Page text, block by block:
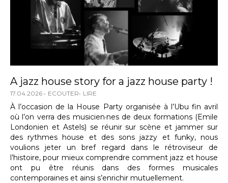
A jazz house story for a jazz house party !
17.04.2026 ECOUTER LIRE
À l’occasion de la House Party organisée à l’Ubu fin avril
où l’on verra des musicien·nes de deux formations (Emile
Londonien et Astels) se réunir sur scène et jammer sur
des rythmes house et des sons jazzy et funky, nous
voulions jeter un bref regard dans le rétroviseur de
l’histoire, pour mieux comprendre comment jazz et house
ont pu être réunis dans des formes musicales
contemporaines et ainsi s’enrichir mutuellement.